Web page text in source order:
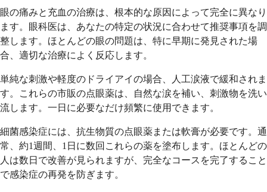
眼の痛みと充血の治療は、根本的な原因によって完全に異なり
ます。眼科医は、あなたの特定の状況に合わせて推奨事項を調
整します。ほとんどの眼の問題は、特に早期に発見された場
合、適切な治療によく反応します。
単純な刺激や軽度のドライアイの場合、人工涙液で緩和されま
す。これらの市販の点眼薬は、自然な涙を補い、刺激物を洗い
流します。一日に必要なだけ頻繁に使用できます。
細菌感染症には、抗生物質の点眼薬または軟膏が必要です。通
常、約1週間、1日に数回これらの薬を塗布します。ほとんどの
人は数日で改善が見られますが、完全なコースを完了すること
で感染症の再発を防ぎます。